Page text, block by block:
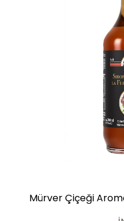
Mürver Çiçeği